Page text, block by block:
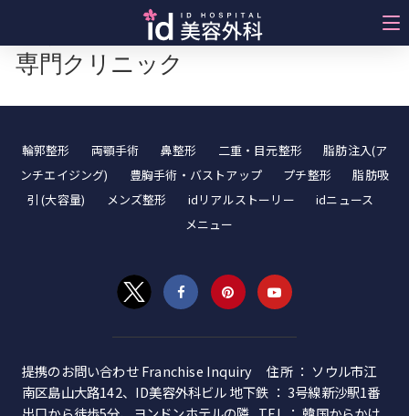
両顎手術センター – 韓国のトップ
専門クリニック
輪郭整形 両顎手術 鼻整形 二重・目元整形
脂肪注入(ア
ンチエイジング)
豊胸手術・バストアップ プチ整形
脂肪吸
引 (大容量)
メンズ整形 idリアルストーリー
idニュース
メニュー
提携のお問い合わせ Franchise Inquiry 住所 ： ソウル市江
南区島山大路142、ID美容外科ビル 地下鉄 ： 3号線新沙駅1番